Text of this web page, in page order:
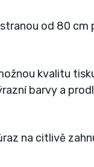
od 80 cm
kvalitu
barvy a
na citlivě